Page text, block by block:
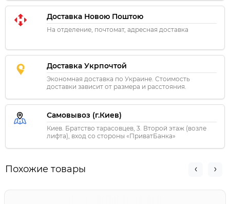
Доставка Новою Поштою
На отделение, почтомат, адресная доставка
Доставка Укрпочтой
Экономная доставка по Украине. Стоимость
доставки зависит от размера и расстояния.
Самовывоз (г.Киев)
Киев. Братство тарасовцев, 3. Второй этаж (возле
лифта), вход со стороны «ПриватБанка»
Похожие товары